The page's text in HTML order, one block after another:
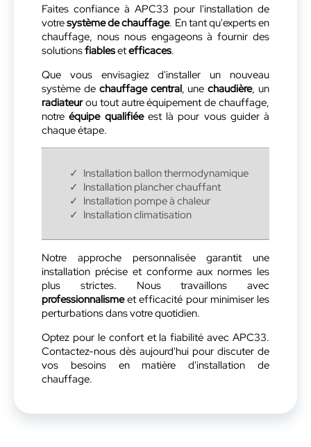
Faites confiance à APC33 pour l'installation de
votresystème de chauffage. En tant qu'experts en
chauffage, nous nous engageons à fournir des
solutionsfiablesetefficaces.
Que vous envisagiez d'installer un nouveau
système de chauffage central, unechaudière, un
radiateurou tout autre équipement de chauffage,
notreéquipe qualifiéeest là pour vous guider à
chaque étape.
Installation ballon thermodynamique
Installation plancher chauffant
Installation pompe à chaleur
Installation climatisation
Notre approche personnalisée garantit une
installation précise et conforme aux normes les
plus strictes. Nous travaillons avec
professionnalismeet efficacité pour minimiser les
perturbations dans votre quotidien.
Optez pour le confort et la fiabilité avec APC33.
Contactez-nous dès aujourd'hui pour discuter de
vos besoins en matière d'installation de
chauffage.